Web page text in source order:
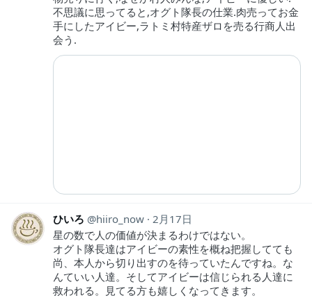
不思議に思ってると,オグト隊長の仕業.肉売ってお金
手にしたアイビー,ラトミ村特産ザロを売る行商人出
会う.
ひいろ hiiro_now 2月17日
星の数で人の価値が決まるわけではない。
オグト隊長達はアイビーの素性を概ね把握してても
尚、本人から切り出すのを待っていたんですね。な
んていい人達。そしてアイビーは信じられる人達に
救われる。見てる方も嬉しくなってきます。